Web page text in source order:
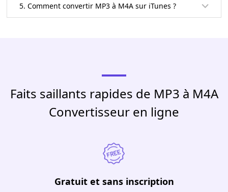
5. Comment convertir MP3 à M4A sur iTunes ?
Faits saillants rapides de MP3 à M4A
Convertisseur en ligne
Gratuit et sans inscription